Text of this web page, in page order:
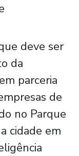
deve ser
da
parceria
de
no Parque
cidade em